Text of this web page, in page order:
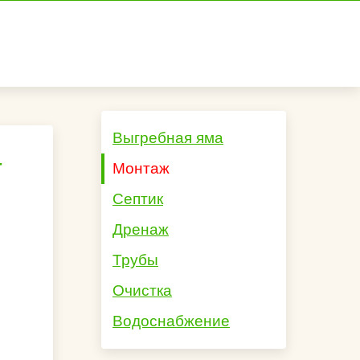
Выгребная яма
Монтаж
Септик
Дренаж
Трубы
Очистка
Водоснабжение